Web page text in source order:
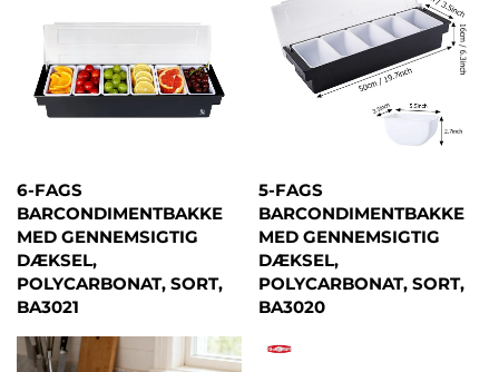
6-FAGS
BARCONDIMENTBAKKE
MED GENNEMSIGTIG
DÆKSEL,
POLYCARBONAT, SORT,
BA3021
5-FAGS
BARCONDIMENTBAKKE
MED GENNEMSIGTIG
DÆKSEL,
POLYCARBONAT, SORT,
BA3020